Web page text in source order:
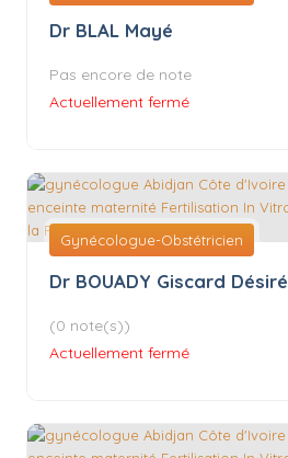
Dr BLAL Mayé
Pas encore de note
Actuellement fermé
Gynécologue-Obstétricien
Dr BOUADY Giscard Désiré
(0 note(s))
Actuellement fermé